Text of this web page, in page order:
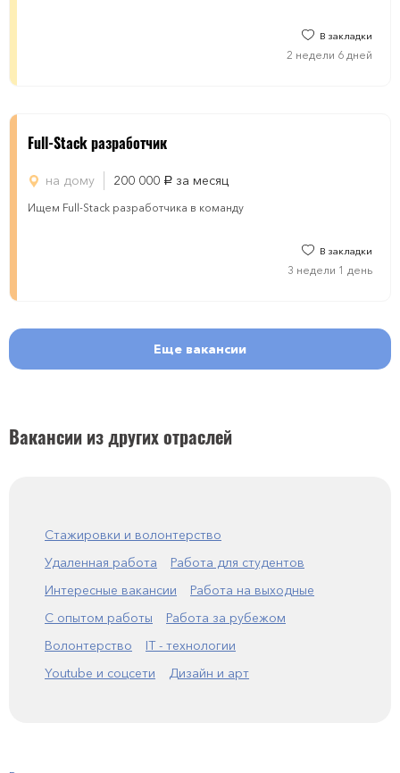
В закладки
2 недели 6 дней
Full-Stack разработчик
на дому 200 000 руб. за месяц
Ищем Full-Stack разработчика в команду
В закладки
3 недели 1 день
Еще вакансии
Вакансии из других отраслей
Стажировки и волонтерство
Удаленная работа
Работа для студентов
Интересные вакансии
Работа на выходные
С опытом работы
Работа за рубежом
Волонтерство
IT - технологии
Youtube и соцсети
Дизайн и арт